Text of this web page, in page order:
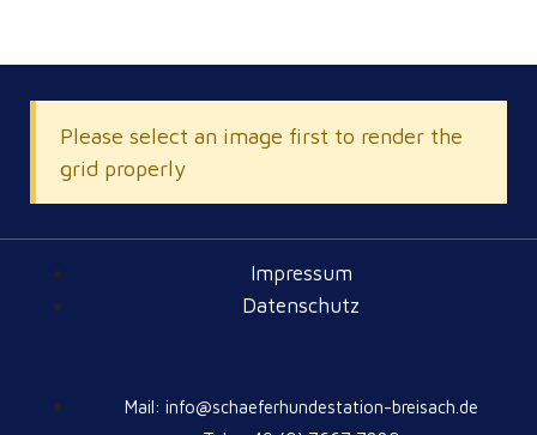
Please select an image first to render the
grid properly
Impressum
Datenschutz
Mail: info@schaeferhundestation-breisach.de